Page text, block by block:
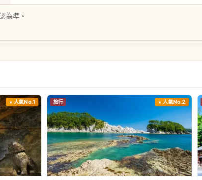
為準。
人氣No.1 旅行 人氣No.2